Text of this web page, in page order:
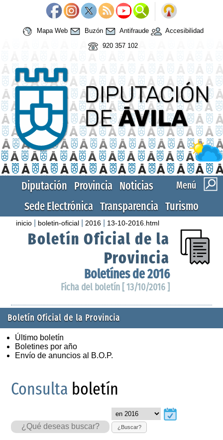
Mapa Web Buzón Antifraude
Accesibilidad
920 357 102
Menú
Diputación Provincia Noticias
Sede Electrónica Transparencia Turismo
inicio boletin-oficial 2016 13-10-2016.html
Boletín Oficial de la
Provincia
Boletínes de 2016
Ficha del boletín [ 13/10/2016 ]
Boletín Oficial de la Provincia
Último boletín
Boletines por año
Envío de anuncios al B.O.P.
Consulta boletín
¿Buscar?